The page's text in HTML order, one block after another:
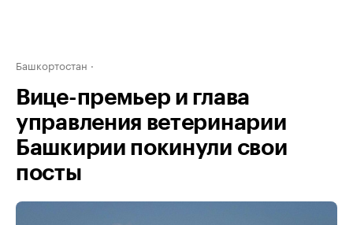
Башкортостан
Вице-премьер и глава
управления ветеринарии
Башкирии покинули свои
посты